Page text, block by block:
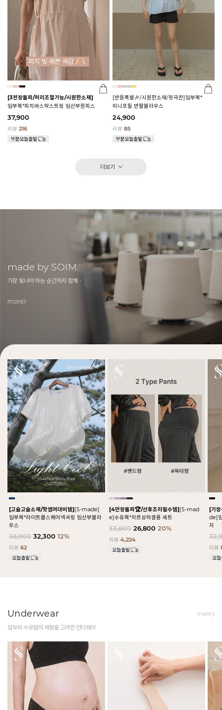
[3천장돌파/허리조절가능/시원한소재]
임부복*피치바스락스트링 임산부원피스
37,900
리뷰 216
[반응폭발🎉/시원한소재/핏극찬]임부복*
미니프릴 반팔블라우스
24,900
리뷰 85
더보기
made by SOIM
가장 빛나야 하는 순간까지 함께 -
more
[고슬고슬소재/핫썸머대비템][S-made]
임부복*라이트쿨스퀘어넥셔링 임산부블라
우스
36,900 32,300 12%
리뷰 62
[4만장돌파🏆/산후조리필수템][S-mad
e]수유복*차르상하겸용 세트
33,600 26,800 20%
리뷰4,224
[기
de]
지
리뷰
Underwear
임부와 수유맘의 체형을 고려한 언더웨어
more